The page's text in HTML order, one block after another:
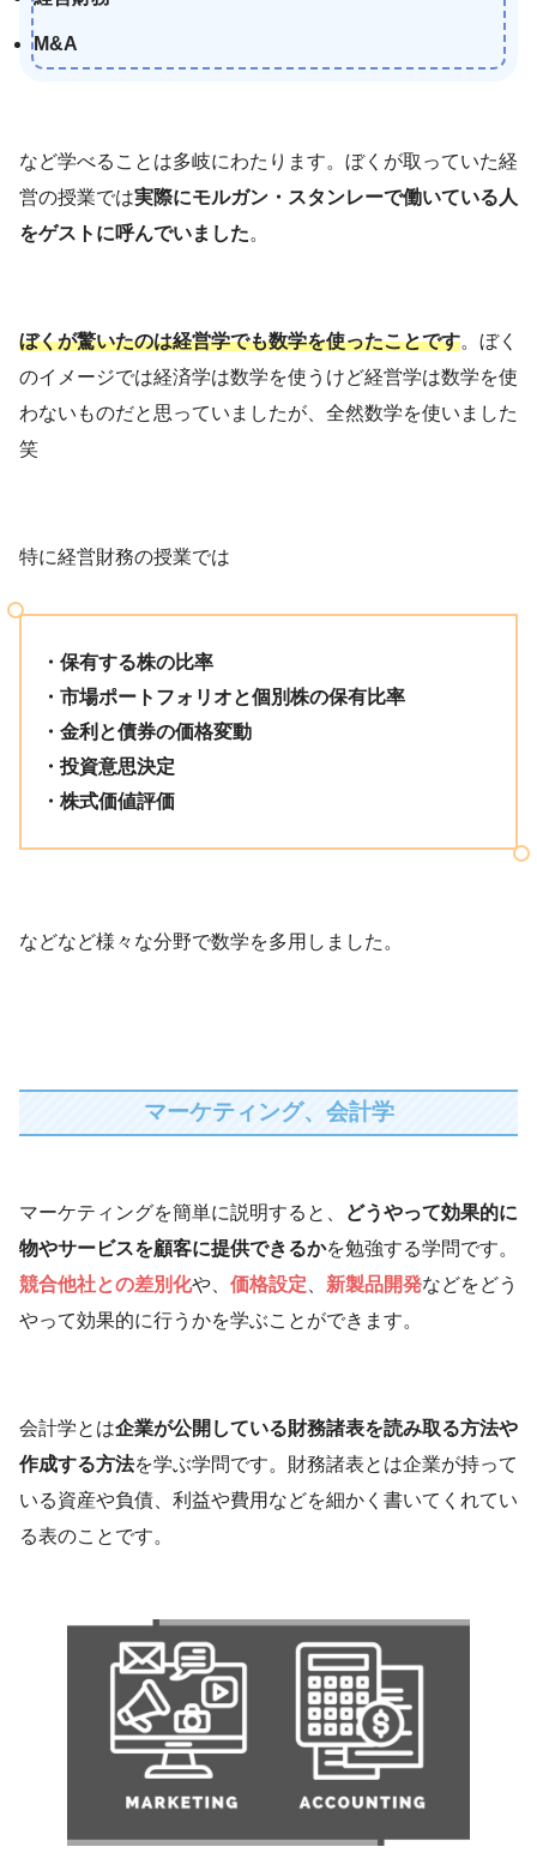
M&A
など学べることは多岐にわたります。ぼくが取っていた経
営の授業では実際にモルガン・スタンレーで働いている人
をゲストに呼んでいました。
ぼくが驚いたのは経営学でも数学を使ったことです。ぼく
のイメージでは経済学は数学を使うけど経営学は数学を使
わないものだと思っていましたが、全然数学を使いました
笑
特に経営財務の授業では
・保有する株の比率
・市場ポートフォリオと個別株の保有比率
・金利と債券の価格変動
・投資意思決定
・株式価値評価
などなど様々な分野で数学を多用しました。
マーケティング、会計学
マーケティングを簡単に説明すると、
どうやって効果的に
物やサービスを顧客に提供できるかを勉強する学問です。
競合他社との差別化や、 価格設定 新製品開発などをどう
やって効果的に行うかを学ぶことができます。
会計学とは企業が公開している財務諸表を読み取る方法や
作成する方法を学ぶ学問です。財務諸表とは企業が持って
いる資産や負債、利益や費用などを細かく書いてくれてい
る表のことです。